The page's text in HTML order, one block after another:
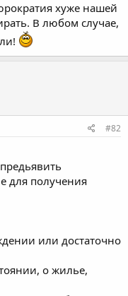
хуже нашей
В любом случае,
#82
для получения
или достаточно
о жилье,